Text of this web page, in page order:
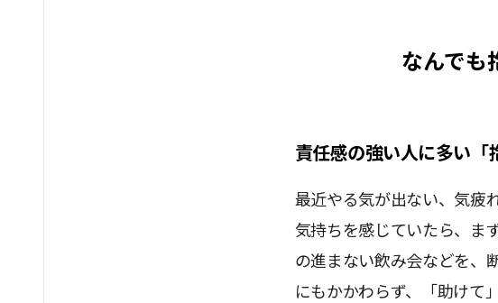
なんでも
責任感の強い人に多い「
最近やる気が出ない、気疲
気持ちを感じていたら、ま
の進まない飲み会などを、
にもかかわらず、「助けて